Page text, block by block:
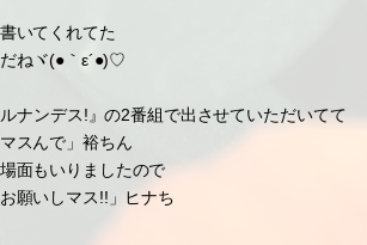
翼くんと嵐ダケじゃない!?」ヒナち
オレとすばるダケやもんな」裕ちん
ん!!
方2コあんねんな」裕ちん
時は!!